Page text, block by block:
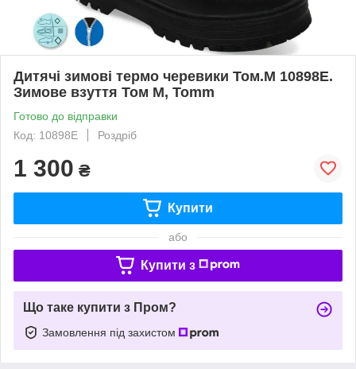
Дитячі зимові термо черевики Том.М 10898E.
Зимове взуття Том М, Tomm
Готово до відправки
Код: 10898E
Роздріб
1 300 ₴
Купити
або
Купити з
Що таке купити з Пром?
Замовлення під захистом